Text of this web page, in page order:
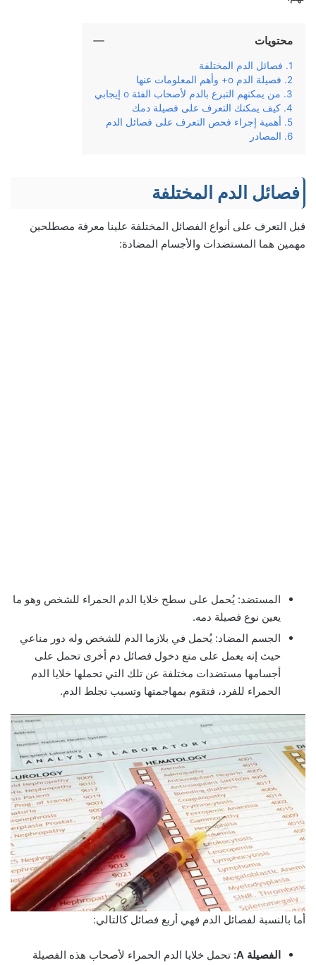
محتويات
فصائل الدم المختلفة
فصيلة الدم o+ وأهم المعلومات عنها
من يمكنهم التبرع بالدم لأصحاب الفئة o إيجابي
كيف يمكنك التعرف على فصيلة دمك
أهمية إجراء فحص التعرف على فصائل الدم
المصادر
فصائل الدم المختلفة
قبل التعرف على أنواع الفصائل المختلفة علينا معرفة مصطلحين
مهمين هما المستضدات والأجسام المضادة:
المستضد: يُحمل على سطح خلايا الدم الحمراء للشخص وهو ما
يعين نوع فصيلة دمه.
الجسم المضاد: يُحمل في بلازما الدم للشخص وله دور مناعي
حيث إنه يعمل على منع دخول فصائل دم أخرى تحمل على
أجسامها مستضدات مختلفة عن تلك التي تحملها خلايا الدم
الحمراء للفرد، فتقوم بمهاجمتها وتسبب تجلط الدم.
أما بالنسبة لفصائل الدم فهي أربع فصائل كالتالي:
الفصيلة A:
تحمل خلايا الدم الحمراء لأصحاب هذه الفصيلة